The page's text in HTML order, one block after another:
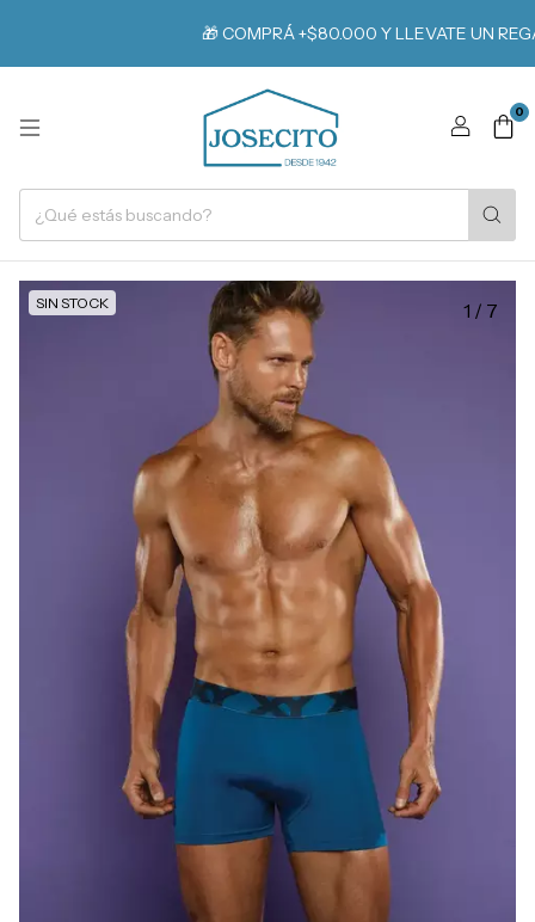
🎁 COMPRÁ +$80.000 Y LLEVATE UN
0
SIN STOCK 1 / 7